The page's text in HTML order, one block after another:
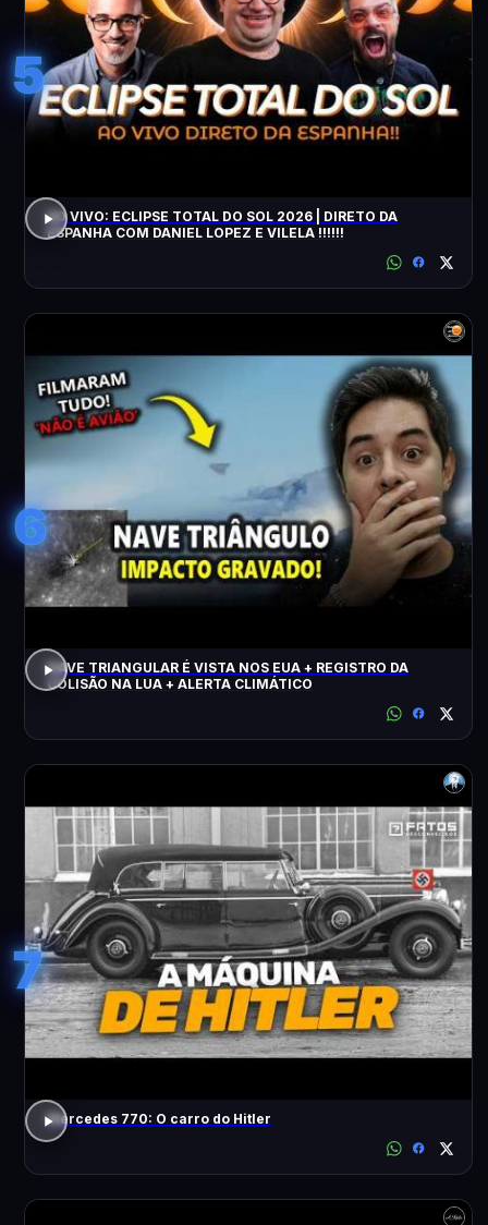
5
AO VIVO: ECLIPSE TOTAL DO SOL 2026 | DIRETO DA
ESPANHA COM DANIEL LOPEZ E VILELA !!!!!!
6
NAVE TRIANGULAR É VISTA NOS EUA + REGISTRO DA
COLISÃO NA LUA + ALERTA CLIMÁTICO
7
Mercedes 770: O carro do Hitler